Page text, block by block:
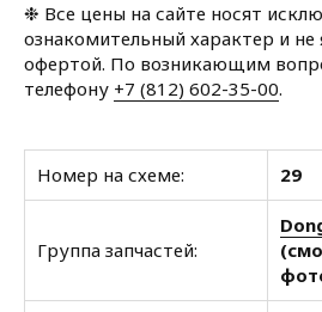
❉ Все цены на сайте носят
ознакомительный характер и не
офертой. По возникающим
телефону +7 (812) 602-35-00.
Номер на схеме: 29
Группа запчастей: